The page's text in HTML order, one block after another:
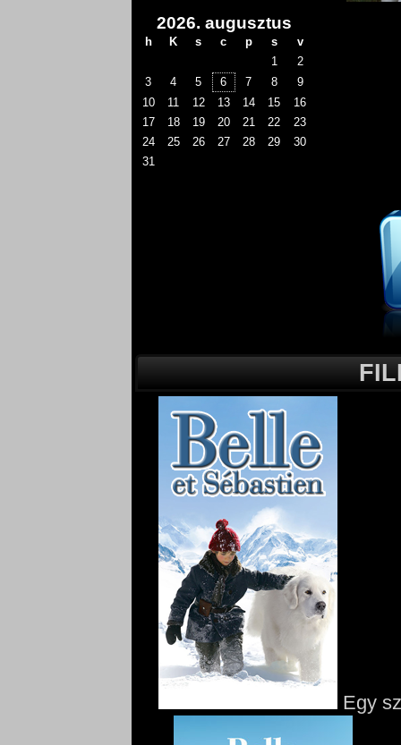
2026. augusztus
h K s c p s
v
1
2
3
4 5 6 7 8
9
10
11 12 13 14 15
16
17
18 19 20 21 22
23
24
25 26 27 28 29
30
31
Egy